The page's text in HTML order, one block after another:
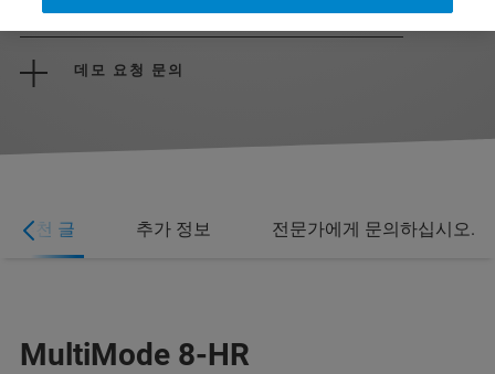
데모 요청 문의
추천 글 추가 정보 전문가에게 문의하십시오.
MultiMode 8-HR